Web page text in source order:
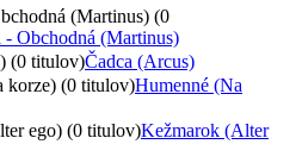
(Martinus) (0
- Obchodná (Martinus)
(0 titulov)Čadca (Arcus)
korze) (0 titulov)Humenné (Na
ego) (0 titulov)Kežmarok (Alter